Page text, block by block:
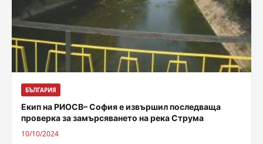
БЪЛГАРИЯ
Екип на РИОСВ– София е извършил последваща
проверка за замърсяването на река Струма
10/10/2024